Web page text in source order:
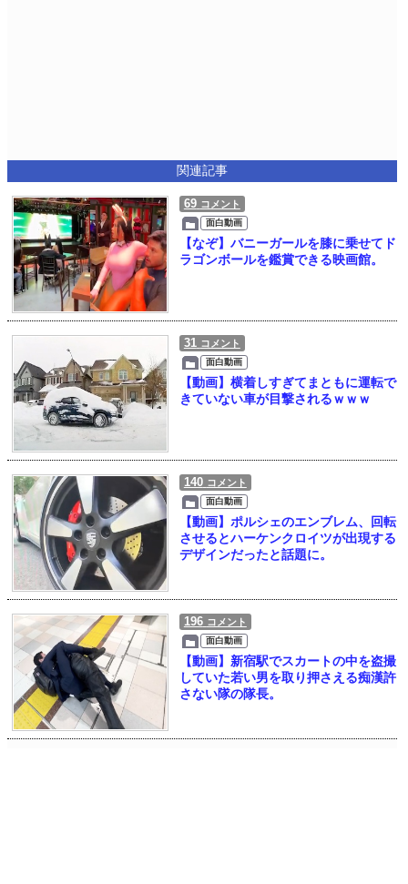
関連記事
69 コメント
面白動画
【なぞ】バニーガールを膝に乗せてド
ラゴンボールを鑑賞できる映画館。
31 コメント
面白動画
【動画】横着しすぎてまともに運転で
きていない車が目撃されるｗｗｗ
140 コメント
面白動画
【動画】ポルシェのエンブレム、回転
させるとハーケンクロイツが出現する
デザインだったと話題に。
196 コメント
面白動画
【動画】新宿駅でスカートの中を盗撮
していた若い男を取り押さえる痴漢許
さない隊の隊長。